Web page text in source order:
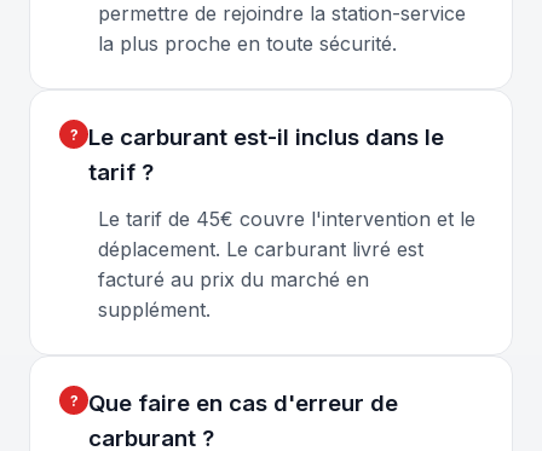
permettre de rejoindre la station-service
la plus proche en toute sécurité.
Le carburant est-il inclus dans le
tarif ?
Le tarif de 45€ couvre l'intervention et le
déplacement. Le carburant livré est
facturé au prix du marché en
supplément.
Que faire en cas d'erreur de
carburant ?